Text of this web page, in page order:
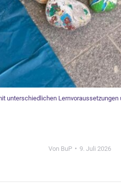
unterschiedlichen
Von BuP 9. Juli 2026